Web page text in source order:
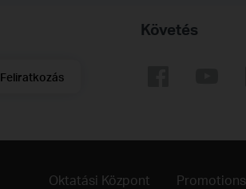
Feliratkozás
Követés
Oktatási Központ Promotions